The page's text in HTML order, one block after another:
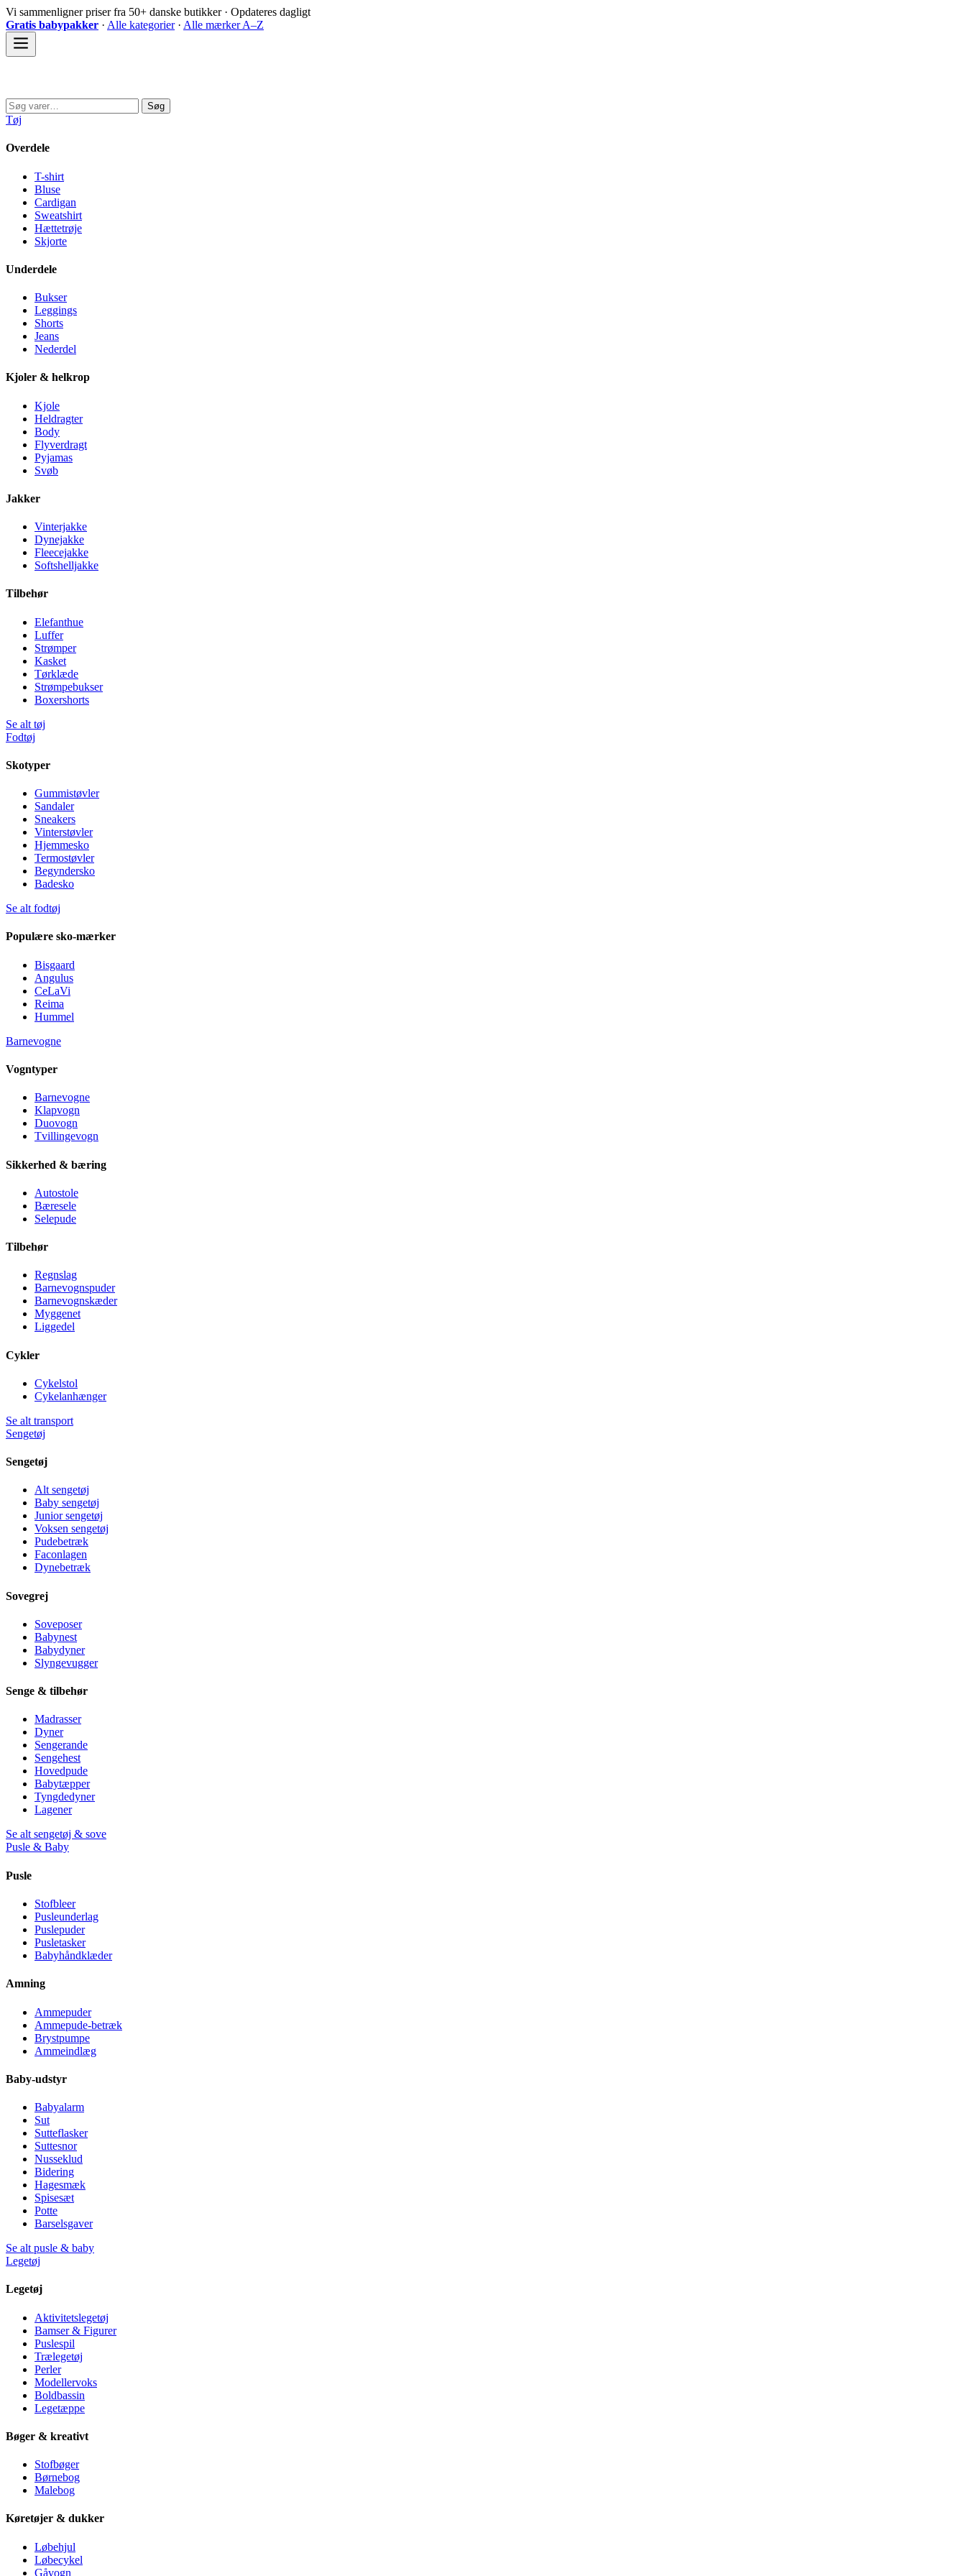
Spring
til
indhold
Vi sammenligner priser fra 50+ danske butikker · Opdateres dagligt
Gratis babypakker · Alle kategorier· Alle mærker A–Z
Søg
efter:
Søg
Tøj
Overdele
T-shirt
Bluse
Cardigan
Sweatshirt
Hættetrøje
Skjorte
Underdele
Bukser
Leggings
Shorts
Jeans
Nederdel
Kjoler & helkrop
Kjole
Heldragter
Body
Flyverdragt
Pyjamas
Svøb
Jakker
Vinterjakke
Dynejakke
Fleecejakke
Softshelljakke
Tilbehør
Elefanthue
Luffer
Strømper
Kasket
Tørklæde
Strømpebukser
Boxershorts
Se alt tøj
Fodtøj
Skotyper
Gummistøvler
Sandaler
Sneakers
Vinterstøvler
Hjemmesko
Termostøvler
Begyndersko
Badesko
Se alt fodtøj
Populære sko-mærker
Bisgaard
Angulus
CeLaVi
Reima
Hummel
Barnevogne
Vogntyper
Barnevogne
Klapvogn
Duovogn
Tvillingevogn
Sikkerhed & bæring
Autostole
Bæresele
Selepude
Tilbehør
Regnslag
Barnevognspuder
Barnevognskæder
Myggenet
Liggedel
Cykler
Cykelstol
Cykelanhænger
Se alt transport
Sengetøj
Sengetøj
Alt sengetøj
Baby sengetøj
Junior sengetøj
Voksen sengetøj
Pudebetræk
Faconlagen
Dynebetræk
Sovegrej
Soveposer
Babynest
Babydyner
Slyngevugger
Senge & tilbehør
Madrasser
Dyner
Sengerande
Sengehest
Hovedpude
Babytæpper
Tyngdedyner
Lagener
Se alt sengetøj & sove
Pusle & Baby
Pusle
Stofbleer
Pusleunderlag
Puslepuder
Pusletasker
Babyhåndklæder
Amning
Ammepuder
Ammepude-betræk
Brystpumpe
Ammeindlæg
Baby-udstyr
Babyalarm
Sut
Sutteflasker
Suttesnor
Nusseklud
Bidering
Hagesmæk
Spisesæt
Potte
Barselsgaver
Se alt pusle & baby
Legetøj
Legetøj
Aktivitetslegetøj
Bamser & Figurer
Puslespil
Trælegetøj
Perler
Modellervoks
Boldbassin
Legetæppe
Bøger & kreativt
Stofbøger
Børnebog
Malebog
Køretøjer & dukker
Løbehjul
Løbecykel
Gåvogn